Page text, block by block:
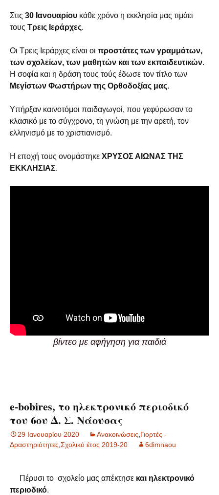
Στις 30 Ιανουαρίου κάθε χρόνο η εκκλησία μας τιμάει
τους Τρεις Ιεράρχες.
Οι Τρεις Ιεράρχες είναι οι προστάτες των γραμμάτων,
των σχολείων, των μαθητών και των εκπαιδευτικών.
Η σοφία και η δράση τους τούς έδωσε τον τίτλο των
Μεγίστων Φωστήρων της Ορθοδοξίας μας.
Υπήρξαν καινοτόμοι παιδαγωγοί, που γεφύρωσαν το
κλασικό με το σύγχρονο, τη γνώση με την αρετή, τον
ελληνισμό με το χριστιανισμό.
Η εποχή τους ονομάστηκε ΧΡΥΣΟΣ ΑΙΩΝΑΣ ΤΗΣ
ΕΚΚΛΗΣΙΑΣ.
βίντεο με αφήγηση για παιδιά
e-bobires, το ηλεκτρονικό περιοδικό
του 6ου Δ. Σ. Νάουσας
29 Ιανουαρίου 2020 Ανακοινώσεις,Γιορτές -
Δραστηριότητες,Σχολικό έτος 2019-20 6dimnaou
Πέρυσι το σχολείο μας απέκτησε και ηλεκτρονικό
περιοδικό.